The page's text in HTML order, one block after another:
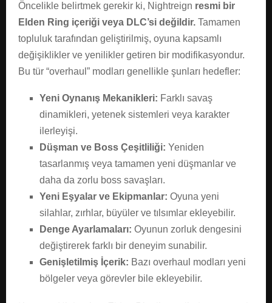
Öncelikle belirtmek gerekir ki, Nightreign resmi bir
Elden Ring içeriği veya DLC’si değildir. Tamamen
topluluk tarafından geliştirilmiş, oyuna kapsamlı
değişiklikler ve yenilikler getiren bir modifikasyondur.
Bu tür “overhaul” modları genellikle şunları hedefler:
Yeni Oynanış Mekanikleri: Farklı savaş
dinamikleri, yetenek sistemleri veya karakter
ilerleyişi.
Düşman ve Boss Çeşitliliği: Yeniden
tasarlanmış veya tamamen yeni düşmanlar ve
daha da zorlu boss savaşları.
Yeni Eşyalar ve Ekipmanlar: Oyuna yeni
silahlar, zırhlar, büyüler ve tılsımlar ekleyebilir.
Denge Ayarlamaları: Oyunun zorluk dengesini
değiştirerek farklı bir deneyim sunabilir.
Genişletilmiş İçerik: Bazı overhaul modları yeni
bölgeler veya görevler bile ekleyebilir.